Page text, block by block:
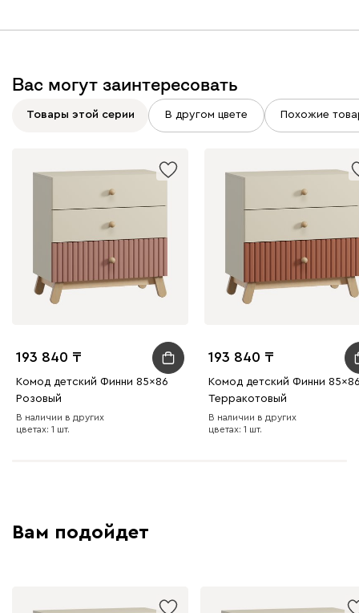
Вас могут заинтересовать
Товары этой серии В другом цвете Похожие
193 840
Комод детский Финни 85x86
Розовый
В наличии в других
цветах: 1 шт.
193 840
Комод детский Финни
Терракотовый
В наличии в других
цветах: 1 шт.
Вам подойдет